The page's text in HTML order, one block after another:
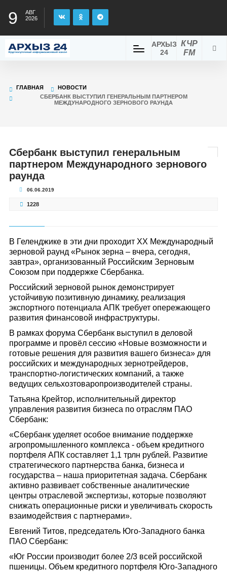
9
АВГ
2026
КЧР
FM
АРХЫЗ
24
ГЛАВНАЯ
НОВОСТИ
СБЕРБАНК ВЫСТУПИЛ ГЕНЕРАЛЬНЫМ ПАРТНЕРОМ
МЕЖДУНАРОДНОГО ЗЕРНОВОГО РАУНДА
Сбербанк выступил генеральным
партнером Международного зернового
раунда
06.06.2019
1228
В Геленджике в эти дни проходит XX Международный
зерновой раунд «Рынок зерна – вчера, сегодня,
завтра», организованный Российским Зерновым
Союзом при поддержке Сбербанка.
Российский зерновой рынок демонстрирует
устойчивую позитивную динамику, реализация
экспортного потенциала АПК требует опережающего
развития финансовой инфраструктуры.
В рамках форума Сбербанк выступил в деловой
программе и провёл сессию «Новые возможности и
готовые решения для развития вашего бизнеса» для
российских и международных зернотрейдеров,
транспортно-логистических компаний, а также
ведущих сельхозтоваропроизводителей страны.
Татьяна Крейтор, исполнительный директор
управления развития бизнеса по отраслям ПАО
Сбербанк:
«Сбербанк уделяет особое внимание поддержке
агропромышленного комплекса - объем кредитного
портфеля АПК составляет 1,1 трлн рублей. Развитие
стратегического партнерства банка, бизнеса и
государства – наша приоритетная задача. Сбербанк
активно развивает собственные аналитические
центры отраслевой экспертизы, которые позволяют
снижать операционные риски и увеличивать скорость
взаимодействия с партнерами».
Евгений Титов, председатель Юго-Западного банка
ПАО Сбербанк:
«Юг России производит более 2/3 всей российской
пшеницы. Объем кредитного портфеля Юго-Западного